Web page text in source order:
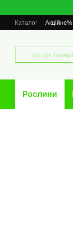
Каталог Акційне%
Рослини